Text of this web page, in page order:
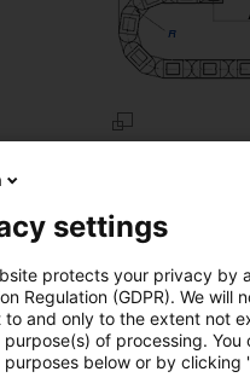
Curso: S
settings
protects your privacy by
Regulation (GDPR). We
to and only to the extent not
of processing.
below or by clicking